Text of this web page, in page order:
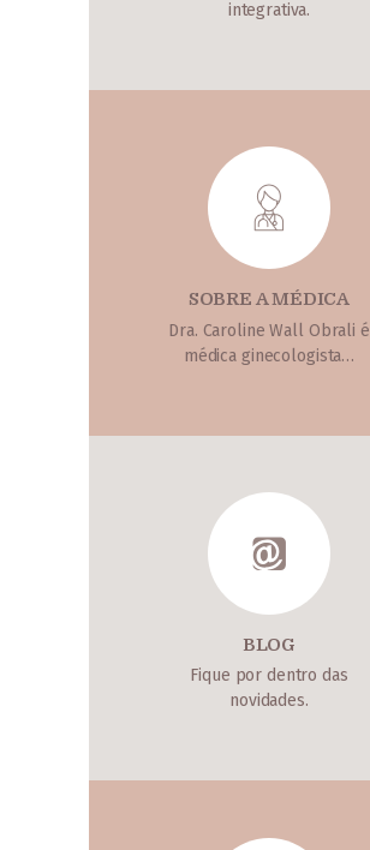
integrativa.
SOBRE A MÉDICA
Dra. Caroline Wall Obrali é
médica ginecologista…
BLOG
Fique por dentro das
novidades.